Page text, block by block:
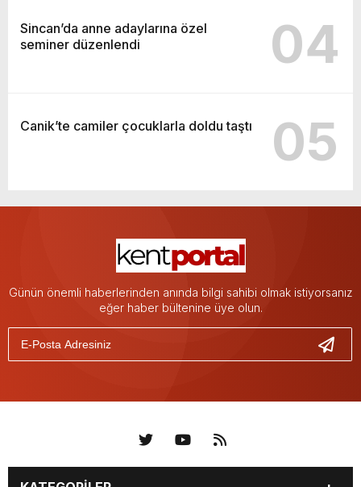
Sincan’da anne adaylarına özel
seminer düzenlendi
04
Canik’te camiler çocuklarla doldu taştı 05
Günün önemli haberlerinden anında bilgi sahibi olmak istiyorsanız
eğer haber bültenine üye olun.